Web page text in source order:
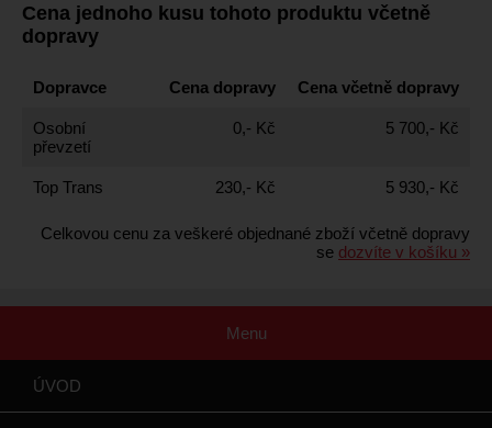
Cena jednoho kusu tohoto produktu včetně
dopravy
Dopravce Cena dopravy Cena včetně dopravy
Osobní
převzetí
0,- Kč 5 700,- Kč
Top Trans 230,- Kč 5 930,- Kč
Celkovou cenu za veškeré objednané zboží včetně dopravy
se dozvíte v košíku »
Menu
ÚVOD